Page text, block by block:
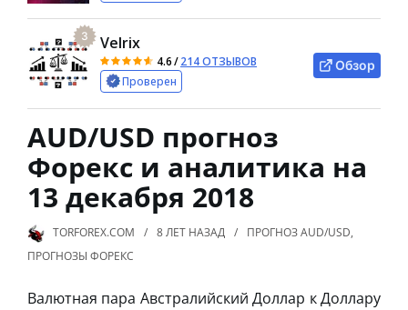
3 Velrix
4.6/214 ОТЗЫВОВ
Проверен
Обзор
AUD/USD прогноз
Форекс и аналитика на
13 декабря 2018
TORFOREX.COM 8 ЛЕТ НАЗАД ПРОГНОЗ AUD/USD,
ПРОГНОЗЫ ФОРЕКС
Валютная пара Австралийский Доллар к Доллару